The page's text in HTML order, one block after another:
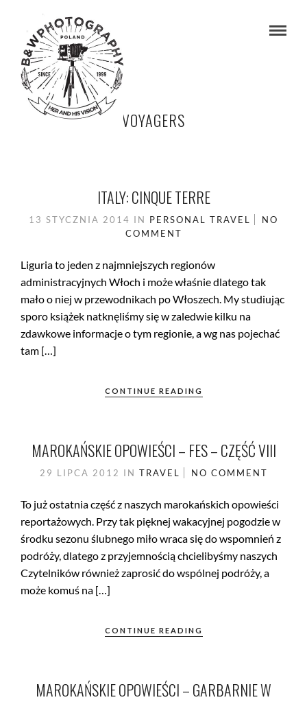
VOYAGERS
ITALY: CINQUE TERRE
13 STYCZNIA 2014 IN PERSONAL TRAVEL
NO
COMMENT
Liguria to jeden z najmniejszych regionów
administracyjnych Włoch i może właśnie dlatego tak
mało o niej w przewodnikach po Włoszech. My studiując
sporo książek natknęliśmy się w zaledwie kilku na
zdawkowe informacje o tym regionie, a wg nas pojechać
tam […]
CONTINUE READING
MAROKAŃSKIE OPOWIEŚCI – FES – CZĘŚĆ VIII
29 LIPCA 2012 IN TRAVEL NO COMMENT
To już ostatnia część z naszych marokańskich opowieści
reportażowych. Przy tak pięknej wakacyjnej pogodzie w
środku sezonu ślubnego miło wraca się do wspomnień z
podróży, dlatego z przyjemnością chcielibyśmy naszych
Czytelników również zaprosić do wspólnej podróży, a
może komuś na […]
CONTINUE READING
MAROKAŃSKIE OPOWIEŚCI – GARBARNIE W